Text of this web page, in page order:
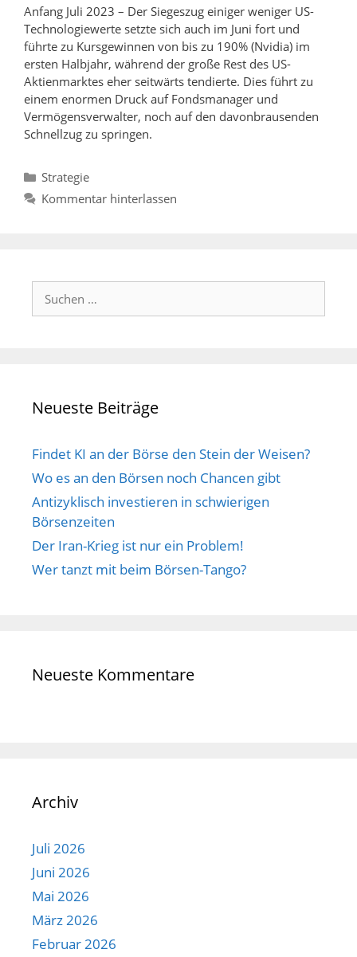
Anfang Juli 2023 – Der Siegeszug einiger weniger US-
Technologiewerte setzte sich auch im Juni fort und
führte zu Kursgewinnen von bis zu 190% (Nvidia) im
ersten Halbjahr, während der große Rest des US-
Aktienmarktes eher seitwärts tendierte. Dies führt zu
einem enormen Druck auf Fondsmanager und
Vermögensverwalter, noch auf den davonbrausenden
Schnellzug zu springen.
Kategorien
Strategie
Kommentar hinterlassen
Suchen
Neueste Beiträge
Findet KI an der Börse den Stein der Weisen?
Wo es an den Börsen noch Chancen gibt
Antizyklisch investieren in schwierigen
Börsenzeiten
Der Iran-Krieg ist nur ein Problem!
Wer tanzt mit beim Börsen-Tango?
Neueste Kommentare
Archiv
Juli 2026
Juni 2026
Mai 2026
März 2026
Februar 2026